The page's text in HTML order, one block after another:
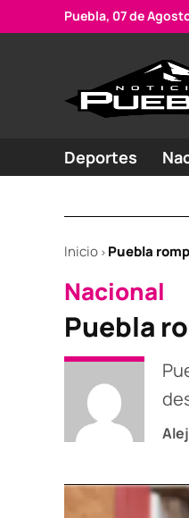
Puebla, 07 de
Deportes
Inicio > Puebla
POSTED
IN
Nacional
Puebla